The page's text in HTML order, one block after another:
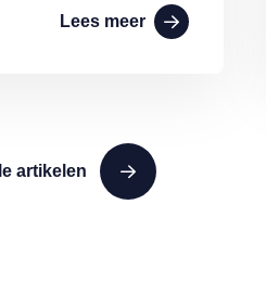
Lees meer
artikelen